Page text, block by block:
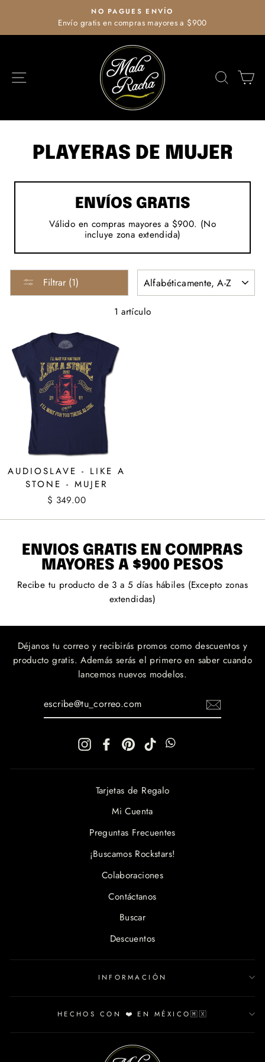
al
diapositivas
pausa
NO PAGUES ENVÍO
Envío gratis en compras mayores a $900
PLAYERAS DE MUJER
ENVÍOS GRATIS
Válido en compras mayores a $900. (No
incluye zona extendida)
Filtrar (1)
1 artículo
AUDIOSLAVE - LIKE A
STONE - MUJER
$ 349.00
ENVÍOS GRATIS EN COMPRAS
MAYORES A $900 PESOS
Recibe tu producto de 3 a 5 días hábiles (Excepto zonas
extendidas)
Déjanos tu correo y recibirás promos como descuentos y
producto gratis. Además serás el primero en saber cuando
lancemos nuevos modelos.
InstagramFacebookPinterestTikTok
Tarjetas de Regalo
Mi Cuenta
Preguntas Frecuentes
¡Buscamos Rockstars!
Colaboraciones
Contáctanos
Buscar
Descuentos
INFORMACIÓN
HECHOS CON ❤️ EN MÉXICO🇲🇽